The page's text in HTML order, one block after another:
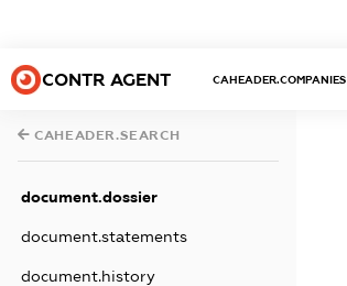
CONTR AGENT CAHEADER.COMPANIES
CAHEADER.SEARCH
document.dossier
document.statements
document.history